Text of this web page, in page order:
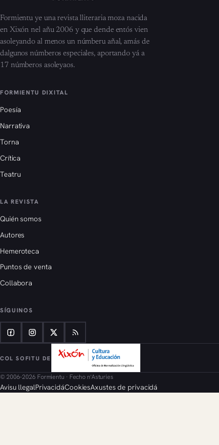
Formientu ye una revista lliteraria moza nacida
en Xixón nel añu 2006 y que dende entós vien
asoleyando al menos un númberu añal, amás de
dalgunos númberos especiales, aportando yá a
17 númberos asoleyaos.
FORMIENTU DIXITAL
Poesía
Narrativa
Torna
Crítica
Teatru
LA REVISTA
Quién somos
Autores
Hemeroteca
Puntos de venta
Collabora
SÍGUINOS
COL SOFITU DE
© 2006–2026 Formientu · Fecho n'Asturies
Avisu llegalPrivacidáCookiesAxustes de privacidá